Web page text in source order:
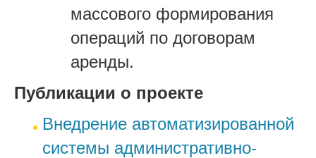
массового формирования
операций по договорам
аренды.
Публикации о проекте
Внедрение автоматизированной
системы административно-